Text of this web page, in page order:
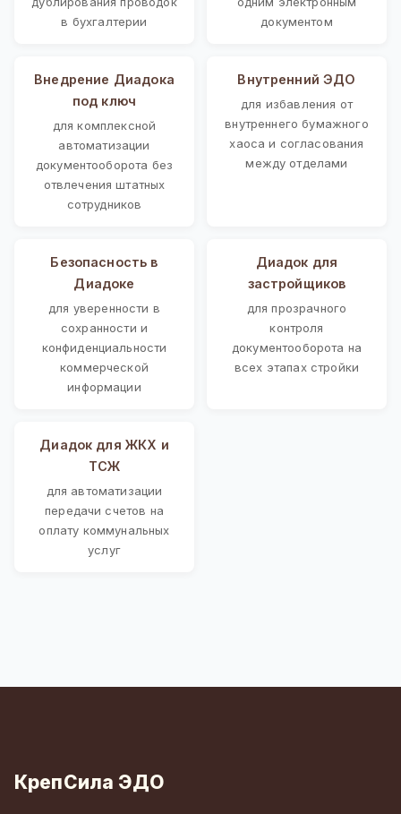
в бухгалтерии
документом
Внедрение Диадока
под ключ
для комплексной
автоматизации
документооборота без
отвлечения штатных
сотрудников
Внутренний ЭДО
для избавления от
внутреннего бумажного
хаоса и согласования
между отделами
Безопасность в
Диадоке
для уверенности в
сохранности и
конфиденциальности
коммерческой
информации
Диадок для
застройщиков
для прозрачного
контроля
документооборота на
всех этапах стройки
Диадок для ЖКХ и
ТСЖ
для автоматизации
передачи счетов на
оплату коммунальных
услуг
КрепСила ЭДО